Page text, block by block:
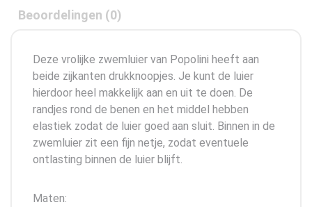
Beoordelingen (0)
Deze vrolijke zwemluier van Popolini heeft aan
beide zijkanten drukknoopjes. Je kunt de luier
hierdoor heel makkelijk aan en uit te doen. De
randjes rond de benen en het middel hebben
elastiek zodat de luier goed aan sluit. Binnen in de
zwemluier zit een fijn netje, zodat eventuele
ontlasting binnen de luier blijft.
Maten: